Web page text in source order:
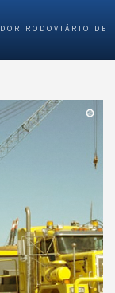
RODOVIÁRIO DE